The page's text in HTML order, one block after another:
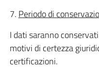
7. Periodo di
I dati saranno
motivi di certezza
certificazioni.